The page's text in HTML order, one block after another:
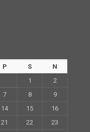
P S
N
1
2
7 8
9
14 15
16
21 22
23